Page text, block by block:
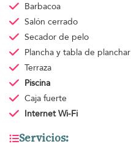
Barbacoa
Salón cerrado
Secador de pelo
Plancha y tabla de planchar
Terraza
Piscina
Caja fuerte
Internet Wi-Fi
Servicios: